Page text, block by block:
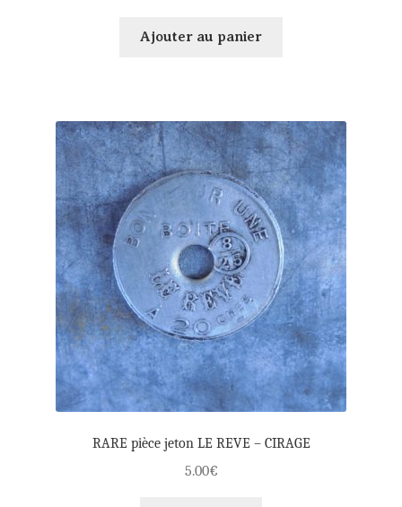
Ajouter au panier
RARE pièce jeton LE REVE – CIRAGE
5.00€